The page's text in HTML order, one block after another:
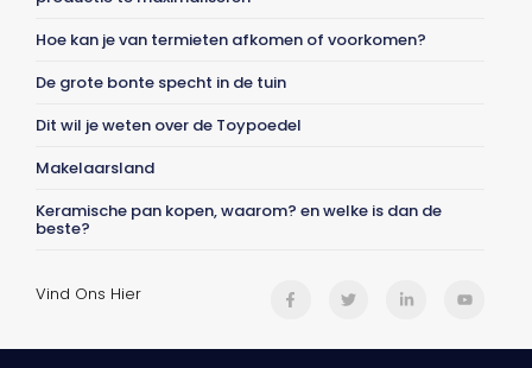
Hoe kan je van termieten afkomen of voorkomen?
De grote bonte specht in de tuin
Dit wil je weten over de Toypoedel
Makelaarsland
Keramische pan kopen, waarom? en welke is dan de
beste?
Vind Ons Hier